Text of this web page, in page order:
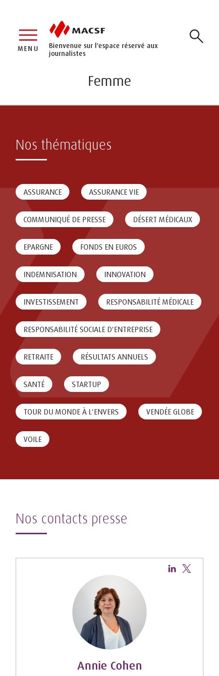
Bienvenue sur l'espace réservé aux
journalistes
MENU
Femme
Nos thématiques
ASSURANCE ASSURANCE VIE
COMMUNIQUÉ DE PRESSE DÉSERT MÉDICAUX
EPARGNE FONDS EN EUROS
INDEMNISATION INNOVATION
INVESTISSEMENT RESPONSABILITÉ MÉDICALE
RESPONSABILITÉ SOCIALE D'ENTREPRISE
RETRAITE RÉSULTATS ANNUELS
SANTÉ STARTUP
TOUR DU MONDE À L'ENVERS VENDÉE GLOBE
VOILE
Nos contacts presse
Annie Cohen